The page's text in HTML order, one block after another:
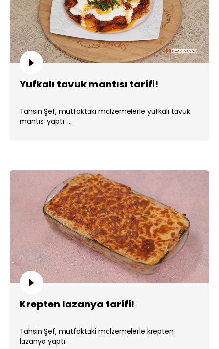
Yufkalı tavuk mantısı tarifi!
Tahsin Şef, mutfaktaki malzemelerle yufkalı tavuk
mantısı yaptı. ...
Krepten lazanya tarifi!
Tahsin Şef, mutfaktaki malzemelerle krepten
lazanya yaptı.